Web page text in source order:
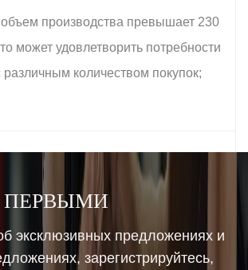
производства превышает 230
может удовлетворить потребности
различным количеством покупок;
ПЕРВЫМИ
эксклюзивных предложениях и
зарегистрируйтесь,